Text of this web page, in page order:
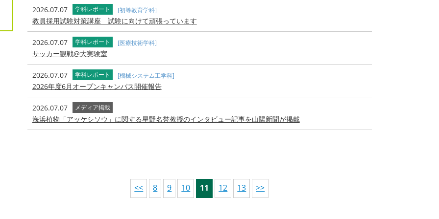
2026.07.07 学科レポート [初等教育学科]
教員採用試験対策講座 試験に向けて頑張っています
2026.07.07 学科レポート [医療技術学科]
サッカー観戦@大実験室
2026.07.07 学科レポート [機械システム工学科]
2026年度6月オープンキャンパス開催報告
2026.07.07 メディア掲載
海浜植物「アッケシソウ」に関する星野名誉教授のインタビュー記事を山陽新聞が掲載
<< 8 9 10 11 12 13 >>